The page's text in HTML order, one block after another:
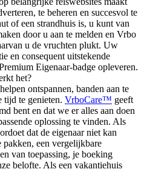
te beheren en succesvol te
of een strandhuis is, u kunt van
door u aan te melden en Vrbo
u de vruchten plukt. Uw
en consequent uitstekende
Eigenaar-badge opleveren.
het?
ontspannen, banden aan te
tijd te genieten. VrboCare™ geeft
bent en dat we er alles aan doen
oplossing te vinden. Als
dat de eigenaar niet kan
pakken, een vergelijkbare
van toepassing, je boeking
belofte. Als een vakantiehuis